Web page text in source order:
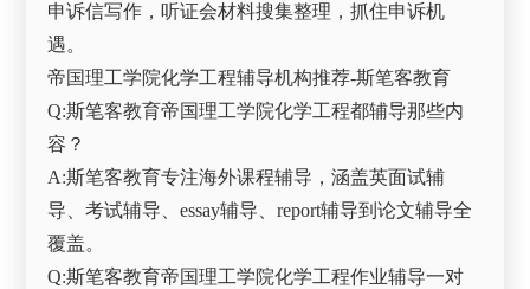
申诉信写作，听证会材料搜集整理，抓住申诉机
遇。
帝国理工学院化学工程辅导机构推荐-斯笔客教育
Q:斯笔客教育帝国理工学院化学工程都辅导那些内
容？
A:斯笔客教育专注海外课程辅导，涵盖英面试辅
导、考试辅导、essay辅导、report辅导到论文辅导全
覆盖。
Q:斯笔客教育帝国理工学院化学工程作业辅导一对